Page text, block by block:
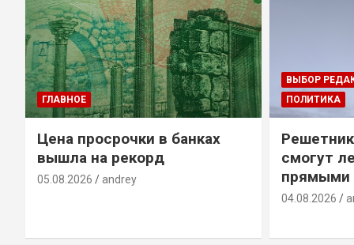
ГЛАВНОЕ
Цена просрочки в банках
вышла на рекорд
05.08.2026 andrey
ВЫБОР
ПОЛИТИКА
смогут
прямыми
04.08.2026